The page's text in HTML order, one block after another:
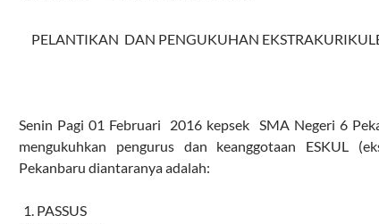
PELANTIKAN DAN PENGUKUHAN
Senin Pagi 01 Februari 2016 kepsek SMA Negeri 6
mengukuhkan pengurus dan keanggotaan ESKUL
Pekanbaru diantaranya adalah:
PASSUS